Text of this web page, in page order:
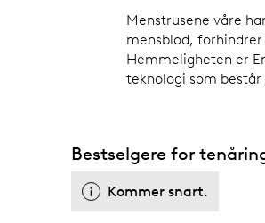
Menstrusene våre
mensblod,
Hemmeligheten er
teknologi som
Bestselgere for
Kommer snart.